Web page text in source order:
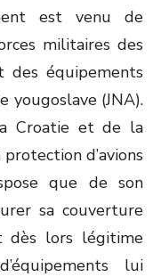
est venu de
militaires des
équipements
yougoslave (JNA).
Croatie et de la
d’avions
que de son
sa couverture
dès lors légitime
lui